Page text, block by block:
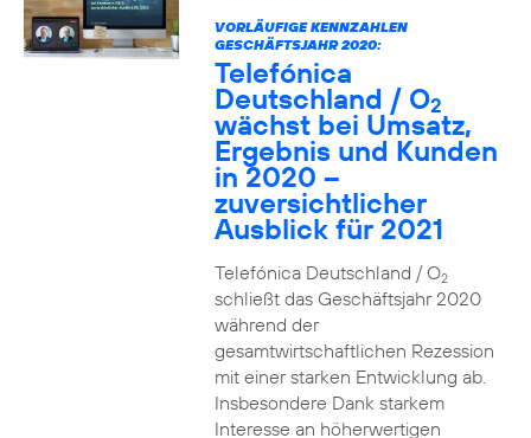
VORLÄUFIGE KENNZAHLEN
GESCHÄFTSJAHR 2020:
Telefónica
Deutschland / O2
wächst bei Umsatz,
Ergebnis und Kunden
in 2020 –
zuversichtlicher
Ausblick für 2021
Telefónica Deutschland / O2
schließt das Geschäftsjahr 2020
während der
gesamtwirtschaftlichen Rezession
mit einer starken Entwicklung ab.
Insbesondere Dank starkem
Interesse an höherwertigen